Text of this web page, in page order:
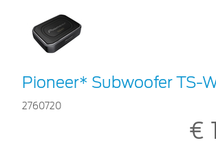
Pioneer* Subwoofer TS-
2760720
€